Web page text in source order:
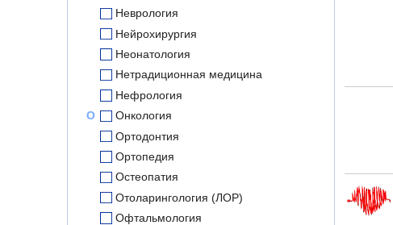
Неврология
Нейрохирургия
Неонатология
Нетрадиционная медицина
Нефрология
О
Онкология
Ортодонтия
Ортопедия
Остеопатия
Отоларингология (ЛОР)
Офтальмология